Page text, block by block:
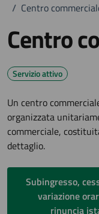
/ Centro
Centro
Servizio attivo
Un centro
organizzata
commerciale,
dettaglio.
Subingresso,
variazione
rinuncia